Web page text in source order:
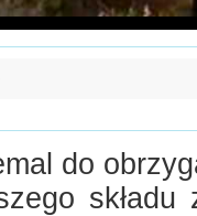
do
składu